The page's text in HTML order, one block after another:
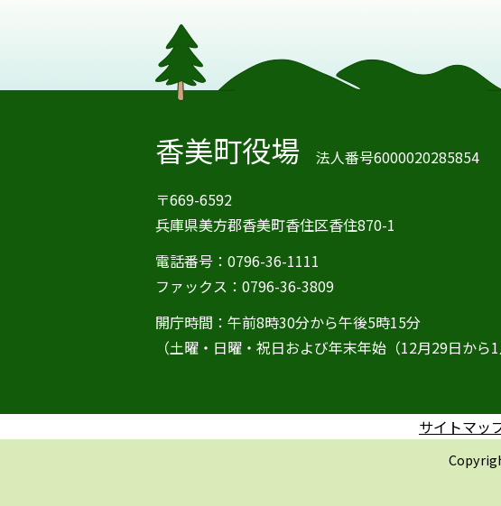
香美町役場
法人番号6000020285854
〒669-6592
兵庫県美方郡香美町香住区香住870-1
電話番号：0796-36-1111
ファックス：0796-36-3809
開庁時間：午前8時30分から午後5時15分
（土曜・日曜・祝日および年末年始（12月29日から1
サイトマッ